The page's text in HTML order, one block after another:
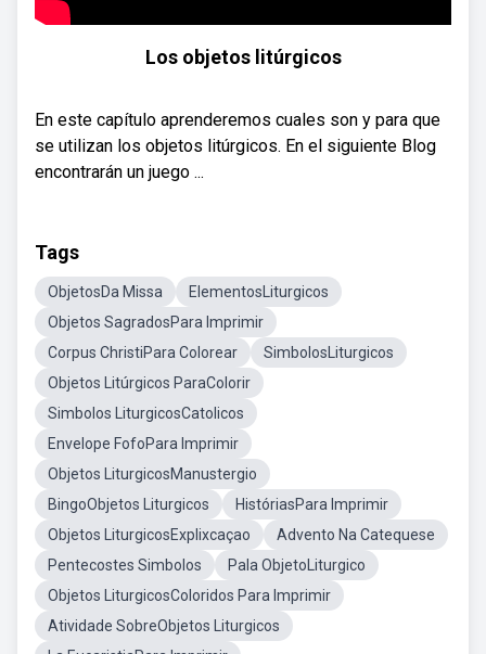
Los objetos litúrgicos
En este capítulo aprenderemos cuales son y para que
se utilizan los objetos litúrgicos. En el siguiente Blog
encontrarán un juego ...
Tags
ObjetosDa Missa
ElementosLiturgicos
Objetos SagradosPara Imprimir
Corpus ChristiPara Colorear
SimbolosLiturgicos
Objetos Litúrgicos ParaColorir
Simbolos LiturgicosCatolicos
Envelope FofoPara Imprimir
Objetos LiturgicosManustergio
BingoObjetos Liturgicos
HistóriasPara Imprimir
Objetos LiturgicosExplixcaçao
Advento Na Catequese
Pentecostes Simbolos
Pala ObjetoLiturgico
Objetos LiturgicosColoridos Para Imprimir
Atividade SobreObjetos Liturgicos